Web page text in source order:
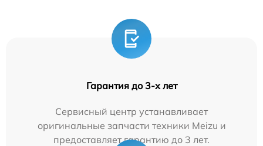
Гарантия до 3-х лет
Сервисный центр устанавливает
оригинальные запчасти техники Meizu и
предоставляет гарантию до 3 лет.